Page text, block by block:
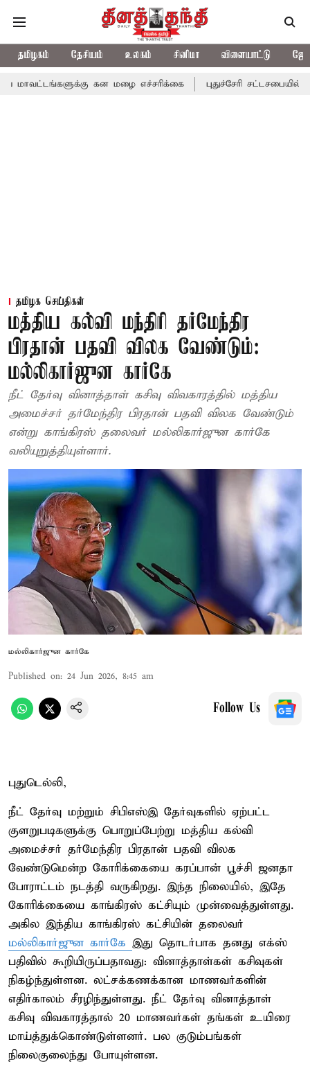
தமிழகம் தேசியம் உலகம் சினிமா விளையாட்டு
கன மழை எச்சரிக்கை புதுச்சேரி சட்டசபையில் வரும்
தமிழக செய்திகள்
மத்திய கல்வி மந்திரி தர்மேந்திர
பிரதான் பதவி விலக வேண்டும்:
மல்லிகார்ஜுன கார்கே
நீட் தேர்வு வினாத்தாள் கசிவு விவகாரத்தில் மத்திய
அமைச்சர் தர்மேந்திர பிரதான் பதவி விலக வேண்டும்
என்று காங்கிரஸ் தலைவர் மல்லிகார்ஜுன கார்கே
வலியுறுத்தியுள்ளார்.
மல்லிகார்ஜுன கார்கே
Published on: 24 Jun 2026, 8:45 am
Follow Us
புதுடெல்லி,
நீட் தேர்வு மற்றும் சிபிஎஸ்இ தேர்வுகளில் ஏற்பட்ட
குளறுபடிகளுக்கு பொறுப்பேற்று மத்திய கல்வி
அமைச்சர் தர்மேந்திர பிரதான் பதவி விலக
வேண்டுமென்ற கோரிக்கையை கரப்பான் பூச்சி ஜனதா
போராட்டம் நடத்தி வருகிறது. இந்த நிலையில், இதே
கோரிக்கையை காங்கிரஸ் கட்சியும் முன்வைத்துள்ளது.
அகில இந்திய காங்கிரஸ் கட்சியின் தலைவர்
மல்லிகார்ஜுன கார்கே இது தொடர்பாக தனது எக்ஸ்
பதிவில் கூறியிருப்பதாவது: வினாத்தாள்கள் கசிவுகள்
நிகழ்ந்துள்ளன. லட்சக்கணக்கான மாணவர்களின்
எதிர்காலம் சீரழிந்துள்ளது. நீட் தேர்வு வினாத்தாள்
கசிவு விவகாரத்தால் 20 மாணவர்கள் தங்கள் உயிரை
மாய்த்துக்கொண்டுள்ளனர். பல குடும்பங்கள்
நிலைகுலைந்து போயுள்ளன.